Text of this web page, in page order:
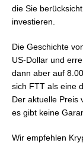
die Sie
investieren.
Die Geschichte
US-Dollar und
dann aber auf
sich FTT als eine
Der aktuelle Preis
es gibt keine
Wir empfehlen